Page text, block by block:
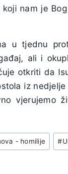
nam je
u tjednu
ali i
otkriti da
iz
vjerujemo
- homilije #